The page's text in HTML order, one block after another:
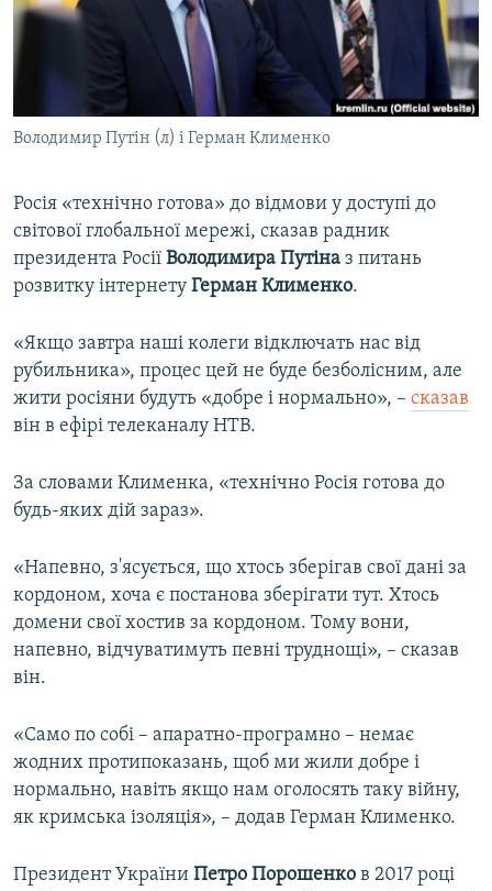
ВІДЕОУРОКИ «ELIFBE»
УКРАЇНСЬКА ПРОБЛЕМА КРИМУ
ІНФОГРАФІКА
Русский
Qırımtatar
ДОЛУЧАЙСЯ!
Усі сайти RFE/RL
Володимир Путін (л) і Герман Клименко
Росія «технічно готова» до відмови у доступі до
світової глобальної мережі, сказав радник
президента Росії Володимира Путіна з питань
розвитку інтернету Герман Клименко.
«Якщо завтра наші колеги відключать нас від
рубильника», процес цей не буде безболісним, але
жити росіяни будуть «добре і нормально», – сказав
він в ефірі телеканалу НТВ.
За словами Клименка, «технічно Росія готова до
будь-яких дій зараз».
«Напевно, з'ясується, що хтось зберігав свої дані за
кордоном, хоча є постанова зберігати тут. Хтось
домени свої хостив за кордоном. Тому вони,
напевно, відчуватимуть певні труднощі», – сказав
він.
«Само по собі – апаратно-програмно – немає
жодних протипоказань, щоб ми жили добре і
нормально, навіть якщо нам оголосять таку війну,
як кримська ізоляція», – додав Герман Клименко.
Президент України Петро Порошенко в 2017 році